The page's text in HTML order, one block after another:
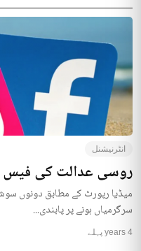
انٹرنیشنل
روسی عدالت کی فیس
میڈیا رپورٹ کے مطابق دونوں
سرگرمیاں ہونے پر پابندی...
4 years پہلے